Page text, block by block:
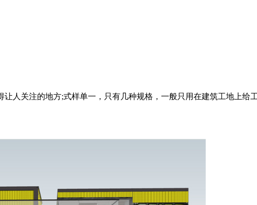
人关注的地方;式样单一，只有几种规格，一般只用在建筑工地上给